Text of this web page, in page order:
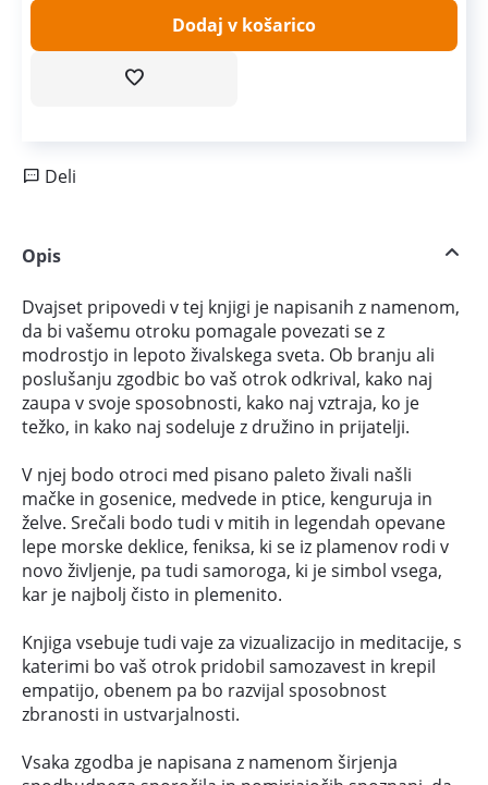
Dodaj v košarico
Deli
Opis
Dvajset pripovedi v tej knjigi je napisanih z namenom,
da bi vašemu otroku pomagale povezati se z
modrostjo in lepoto živalskega sveta. Ob branju ali
poslušanju zgodbic bo vaš otrok odkrival, kako naj
zaupa v svoje sposobnosti, kako naj vztraja, ko je
težko, in kako naj sodeluje z družino in prijatelji.
V njej bodo otroci med pisano paleto živali našli
mačke in gosenice, medvede in ptice, kenguruja in
želve. Srečali bodo tudi v mitih in legendah opevane
lepe morske deklice, feniksa, ki se iz plamenov rodi v
novo življenje, pa tudi samoroga, ki je simbol vsega,
kar je najbolj čisto in plemenito.
Knjiga vsebuje tudi vaje za vizualizacijo in meditacije, s
katerimi bo vaš otrok pridobil samozavest in krepil
empatijo, obenem pa bo razvijal sposobnost
zbranosti in ustvarjalnosti.
Vsaka zgodba je napisana z namenom širjenja